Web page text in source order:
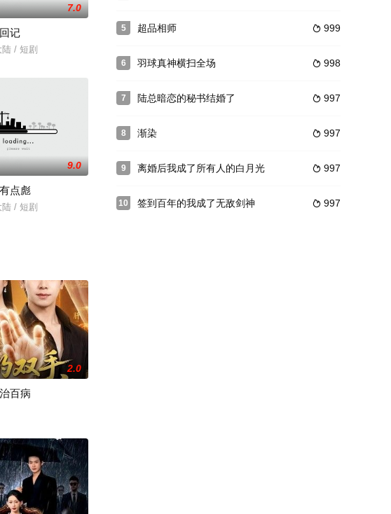
7.0
记
陆 / 短剧
9.0
点彪
/ 短剧
年3月底联含出品人：林涛、张志远、马朝思远总制片人：郭倩影总监制：张志远制片人：安
2.0
百病
5  999
超品相师
6  998
羽球真神横扫全场
7  997
陆总暗恋的秘书结婚了
8  997
渐染
9  997
离婚后我成了所有人的白月光
10  997
签到百年的我成了无敌剑神